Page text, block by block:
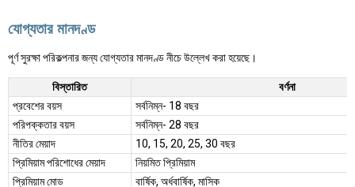
যোগ্যতার মানদণ্ড
পূর্ণ সুরক্ষা পরিকল্পনার জন্য যোগ্যতার মানদণ্ড নীচে উল্লেখ করা হয়েছে।
বিস্তারিত
বর্ণনা
প্রবেশের বয়স
সর্বনিম্ন- 18 বছর
পরিপক্কতার বয়স
সর্বনিম্ন- 28 বছর
নীতির মেয়াদ
10, 15, 20, 25, 30 বছর
প্রিমিয়াম পরিশোধের মেয়াদ
নিয়মিত প্রিমিয়াম
প্রিমিয়াম মোড
বার্ষিক, অর্ধবার্ষিক, মাসিক